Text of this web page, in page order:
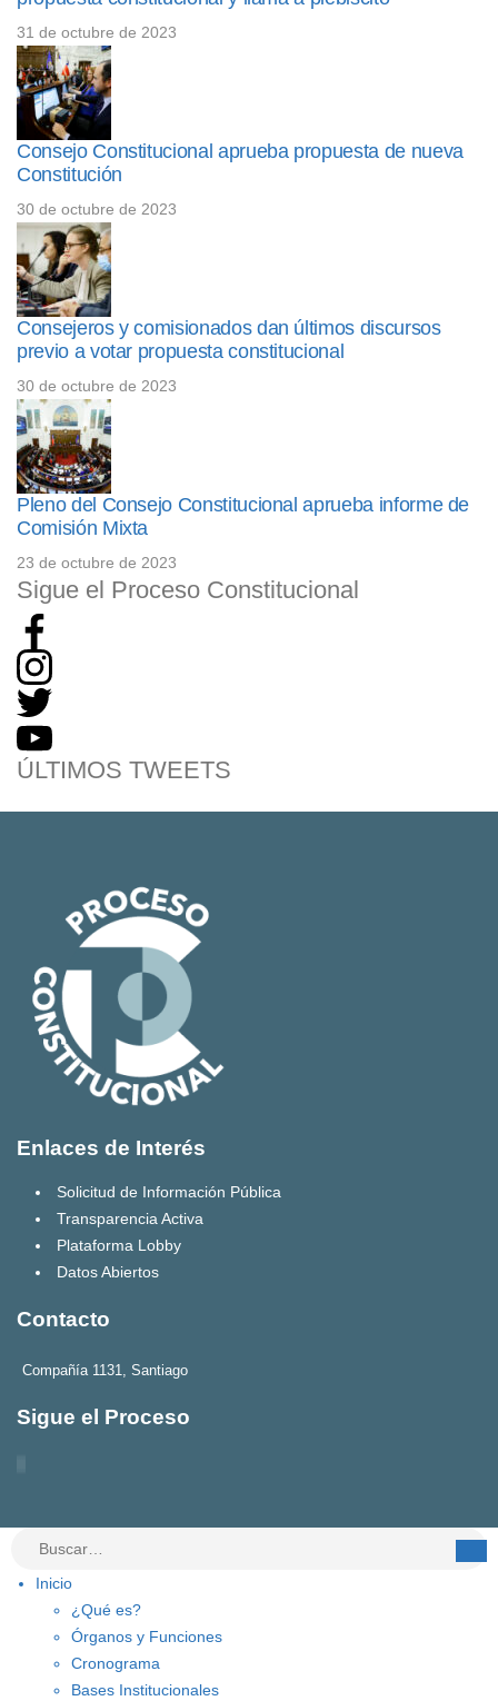
31 de octubre de 2023
Consejo Constitucional aprueba propuesta de nueva
Constitución
30 de octubre de 2023
Consejeros y comisionados dan últimos discursos
previo a votar propuesta constitucional
30 de octubre de 2023
Pleno del Consejo Constitucional aprueba informe de
Comisión Mixta
23 de octubre de 2023
Sigue el Proceso Constitucional
ÚLTIMOS TWEETS
Enlaces de Interés
Solicitud de Información Pública
Transparencia Activa
Plataforma Lobby
Datos Abiertos
Contacto
Compañía 1131, Santiago
Sigue el Proceso
Inicio
¿Qué es?
Órganos y Funciones
Cronograma
Bases Institucionales